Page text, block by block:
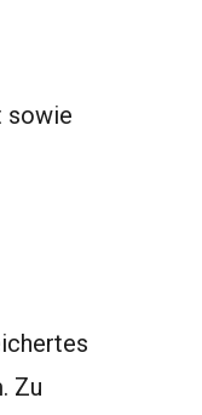
sowie
Zu